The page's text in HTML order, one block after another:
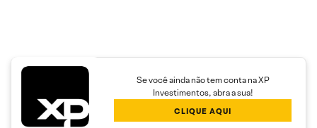
Se você ainda não tem conta na XP
Investimentos, abra a sua!
CLIQUE AQUI